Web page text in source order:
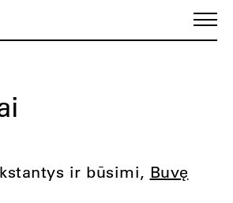
ir būsimi Buvę